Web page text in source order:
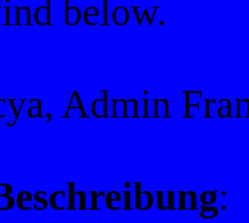
below.
Admin
: